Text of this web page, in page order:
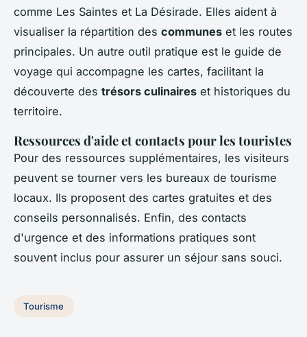
comme Les Saintes et La Désirade. Elles aident à
visualiser la répartition des communes et les routes
principales. Un autre outil pratique est le guide de
voyage qui accompagne les cartes, facilitant la
découverte des trésors culinaires et historiques du
territoire.
Ressources d'aide et contacts pour les touristes
Pour des ressources supplémentaires, les visiteurs
peuvent se tourner vers les bureaux de tourisme
locaux. Ils proposent des cartes gratuites et des
conseils personnalisés. Enfin, des contacts
d'urgence et des informations pratiques sont
souvent inclus pour assurer un séjour sans souci.
Tourisme